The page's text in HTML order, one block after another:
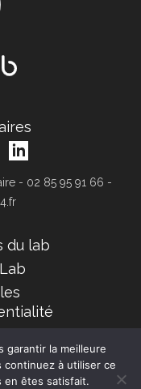
du lab
réservés.
- 02 85 95 91 66 -
garantir la meilleure
à utiliser ce
en êtes satisfait.